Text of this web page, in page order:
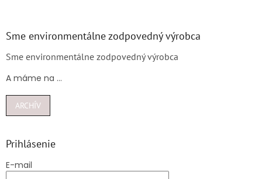
Sme environmentálne zodpovedný výrobca
Sme environmentálne zodpovedný výrobca
A máme na ...
ARCHÍV
Prihlásenie
E-mail